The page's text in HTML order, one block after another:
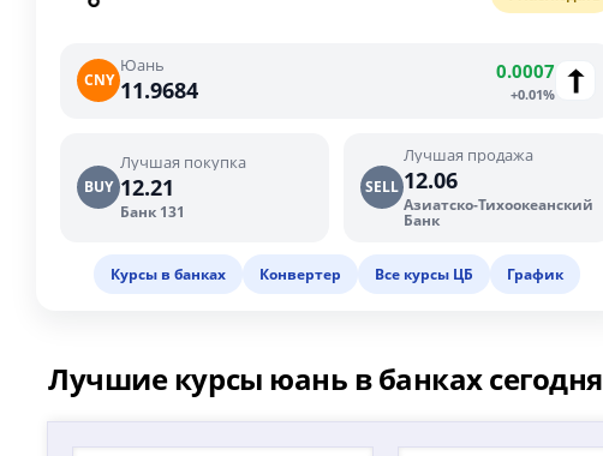
CNY
Юань
11.9684
0.0007
+0.01%
BUY
Лучшая покупка
12.21
Банк 131
SELL
Лучшая продажа
12.06
Азиатско-Тихоокеанский
Банк
Курсы в банках Конвертер Все курсы ЦБ График
Лучшие курсы юань в банках сегодня